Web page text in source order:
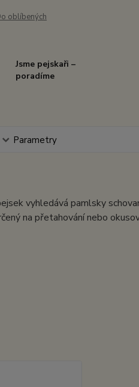
oblíbených
Jsme pejskaři –
poradíme
Parametry
vyhledává pamlsky
na přetahování nebo